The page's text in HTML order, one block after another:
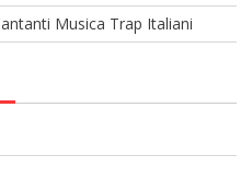
Musica Trap Italiani